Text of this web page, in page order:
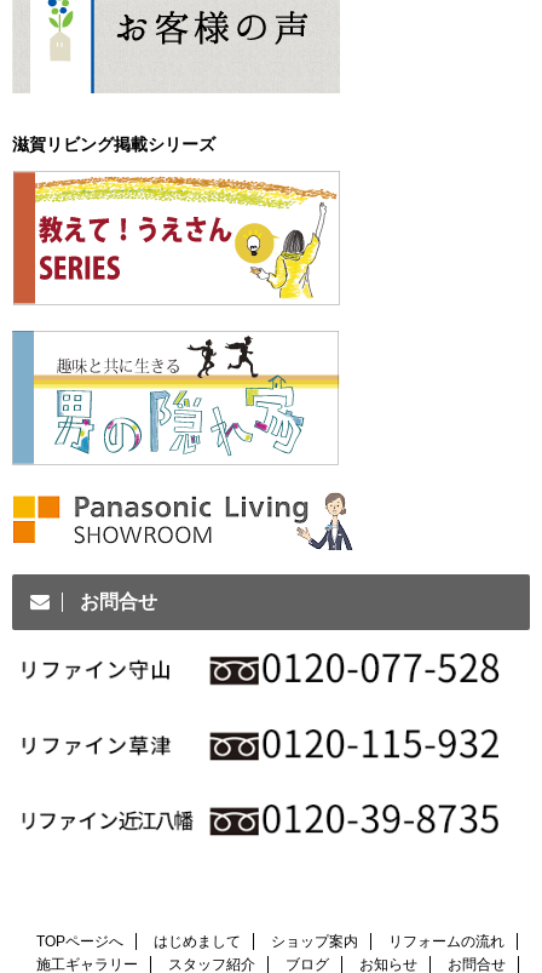
滋賀リビング掲載シリーズ
お問合せ
TOPページへ はじめまして ショップ案内
リフォームの流れ
施工ギャラリー
スタッフ紹介 ブログ お知らせ お問合せ